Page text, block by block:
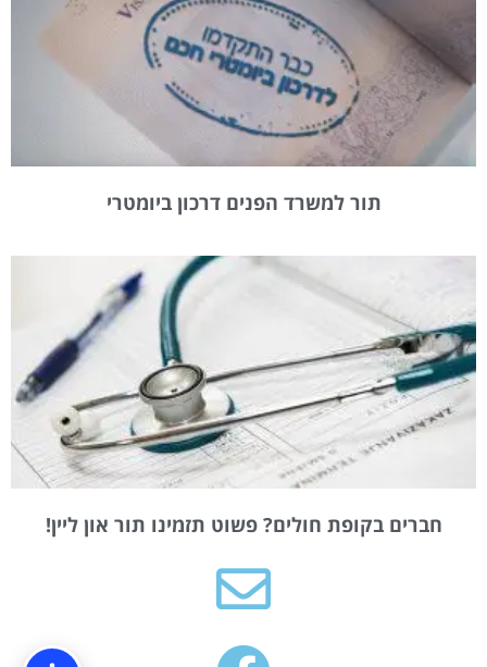
תור למשרד הפנים דרכון ביומטרי
חברים בקופת חולים? פשוט תזמינו תור און ליין!